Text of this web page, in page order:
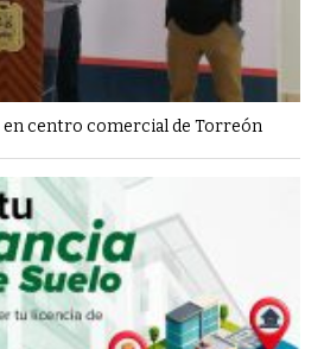
en centro comercial de Torreón